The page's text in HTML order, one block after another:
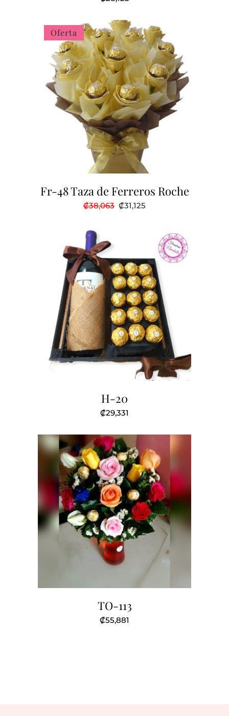
Oferta
Fr-48 Taza de Ferreros Roche
₡38,063 El
precio
₡31,125
₡31,125.
H-20
₡29,331
TO-113
₡55,881